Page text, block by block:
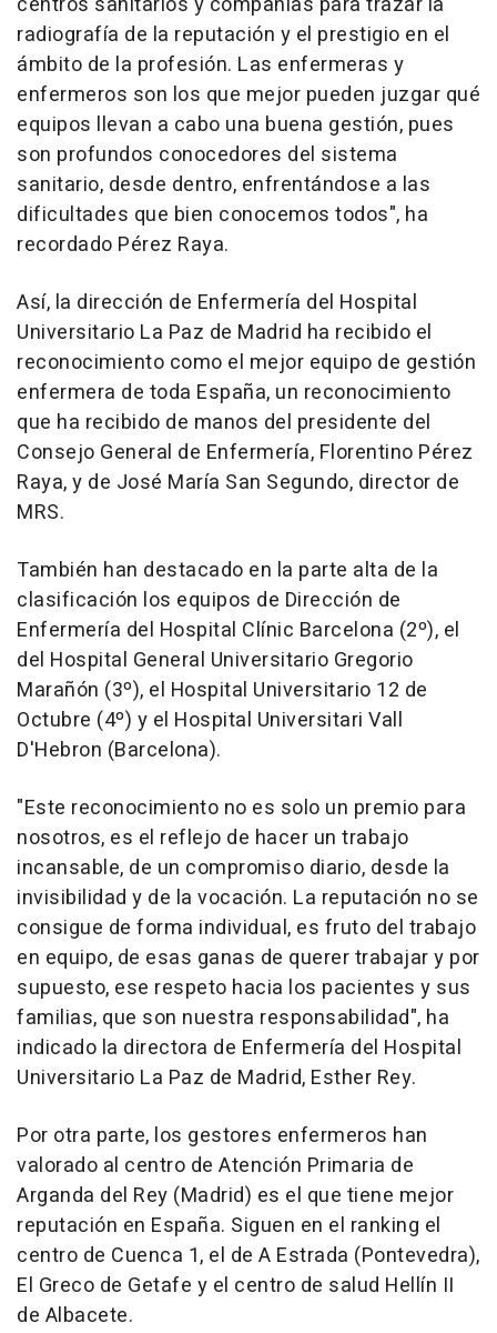
radiografía de la reputación y el prestigio en el
ámbito de la profesión. Las enfermeras y
enfermeros son los que mejor pueden juzgar qué
equipos llevan a cabo una buena gestión, pues
son profundos conocedores del sistema
sanitario, desde dentro, enfrentándose a las
dificultades que bien conocemos todos", ha
recordado Pérez Raya.
Así, la dirección de Enfermería del Hospital
Universitario La Paz de Madrid ha recibido el
reconocimiento como el mejor equipo de gestión
enfermera de toda España, un reconocimiento
que ha recibido de manos del presidente del
Consejo General de Enfermería, Florentino Pérez
Raya, y de José María San Segundo, director de
MRS.
También han destacado en la parte alta de la
clasificación los equipos de Dirección de
Enfermería del Hospital Clínic Barcelona (2º), el
del Hospital General Universitario Gregorio
Marañón (3º), el Hospital Universitario 12 de
Octubre (4º) y el Hospital Universitari Vall
D'Hebron (Barcelona).
"Este reconocimiento no es solo un premio para
nosotros, es el reflejo de hacer un trabajo
incansable, de un compromiso diario, desde la
invisibilidad y de la vocación. La reputación no se
consigue de forma individual, es fruto del trabajo
en equipo, de esas ganas de querer trabajar y por
supuesto, ese respeto hacia los pacientes y sus
familias, que son nuestra responsabilidad", ha
indicado la directora de Enfermería del Hospital
Universitario La Paz de Madrid, Esther Rey.
Por otra parte, los gestores enfermeros han
valorado al centro de Atención Primaria de
Arganda del Rey (Madrid) es el que tiene mejor
reputación en España. Siguen en el ranking el
centro de Cuenca 1, el de A Estrada (Pontevedra),
El Greco de Getafe y el centro de salud Hellín II
de Albacete.